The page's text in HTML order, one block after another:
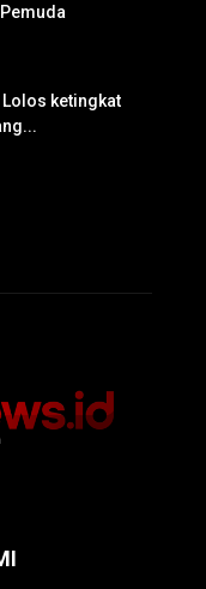
Lolos ketingkat